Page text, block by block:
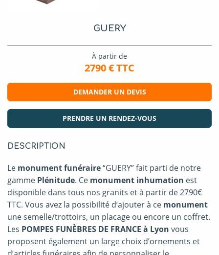
GUERY
À partir de
2790€ TTC
DEMANDER UN DEVIS
PRENDRE UN RENDEZ-VOUS
DESCRIPTION
Le monument funéraire“GUERY” fait parti de notre
gamme Plénitude. Ce monument inhumation est
disponible dans tous nos granits et à partir de 2790€
TTC. Vous avez la possibilité d’ajouter à ce monument
une semelle/trottoirs, un placage ou encore un coffret.
Les POMPES FUNÈBRES DE FRANCE à Lyon vous
proposent également un large choix d’ornements et